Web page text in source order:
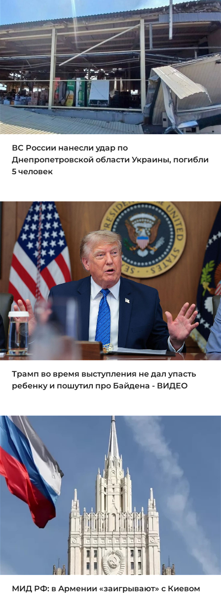
ВС России нанесли удар по
Днепропетровской области Украины, погибли
5 человек
Трамп во время выступления не дал упасть
ребенку и пошутил про Байдена - ВИДЕО
МИД РФ: в Армении «заигрывают» с Киевом